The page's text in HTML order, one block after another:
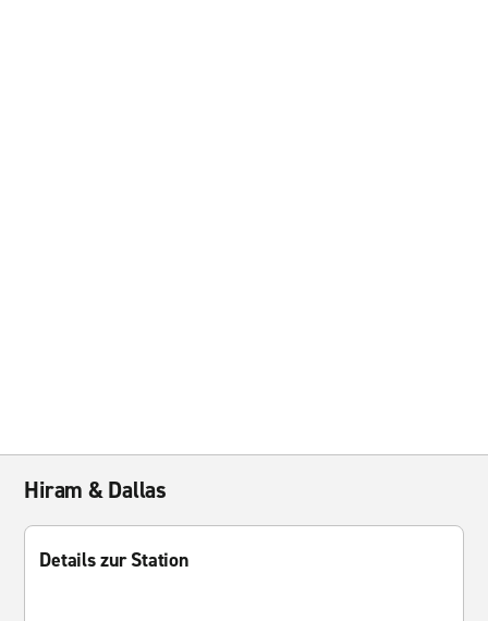
Hiram & Dallas
Details zur Station